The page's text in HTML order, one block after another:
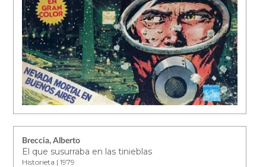
Breccia, Alberto
El que susurraba en las tinieblas
Historieta | 1979